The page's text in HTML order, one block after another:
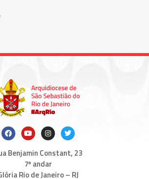
Benjamin Constant, 23
7º andar
Rio de Janeiro – RJ